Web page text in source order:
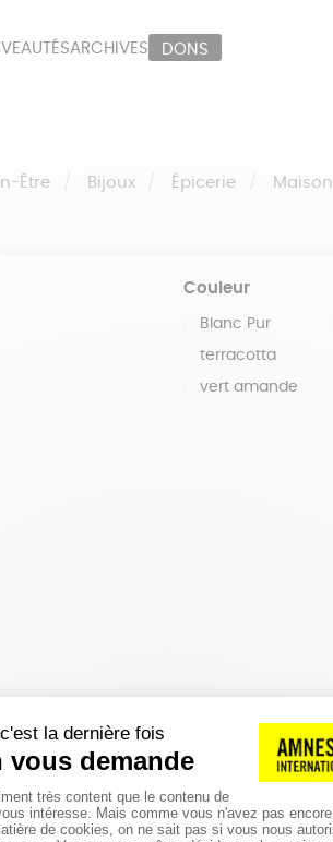
ARCHIVES DONS
Être Bijoux Épicerie Maison
Couleur
Blanc Pur
terracotta
vert amande